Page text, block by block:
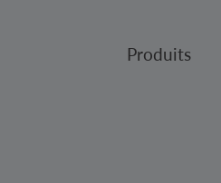
Produits